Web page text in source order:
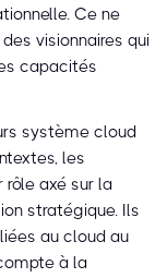
Ce ne
visionnaires qui
capacités
système cloud
les
axé sur la
stratégique. Ils
au cloud au
à la